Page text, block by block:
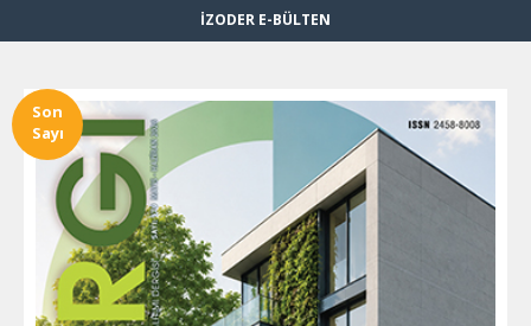
İZODER E-BÜLTEN
Son
Sayı